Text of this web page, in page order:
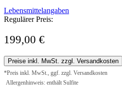
Lebensmittelangaben
Regulärer Preis:
199,00 €
Preise inkl. MwSt. zzgl. Versandkosten
*Preis inkl. MwSt., ggf. zzgl. Versandkosten
Allergenhinweis: enthält Sulfite